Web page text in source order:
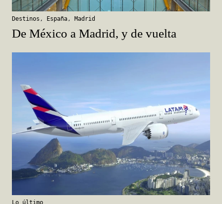
Destinos , España, Madrid
De México a Madrid, y de vuelta
Lo último